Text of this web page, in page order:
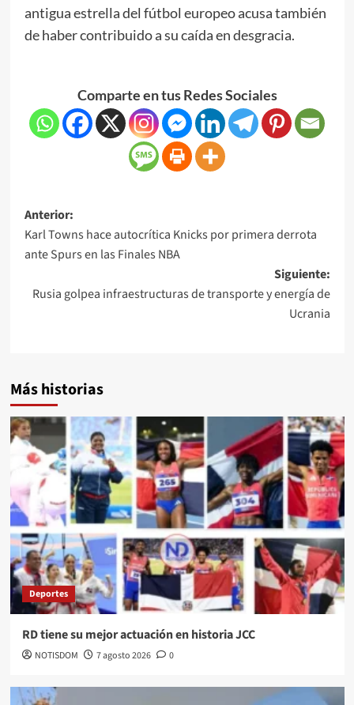
antigua estrella del fútbol europeo acusa también
de haber contribuido a su caída en desgracia.
Comparte en tus Redes Sociales
Anterior:
Karl Towns hace autocrítica Knicks por primera derrota
ante Spurs en las Finales NBA
Siguiente:
Rusia golpea infraestructuras de transporte y energía de
Ucrania
Más historias
Deportes
RD tiene su mejor actuación en historia JCC
NOTISDOM 7 agosto 2026 0